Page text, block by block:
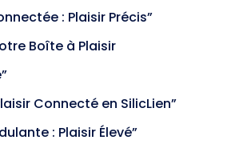
: Plaisir Précis”
Boîte à Plaisir
Connecté en SilicLien”
: Plaisir Élevé”